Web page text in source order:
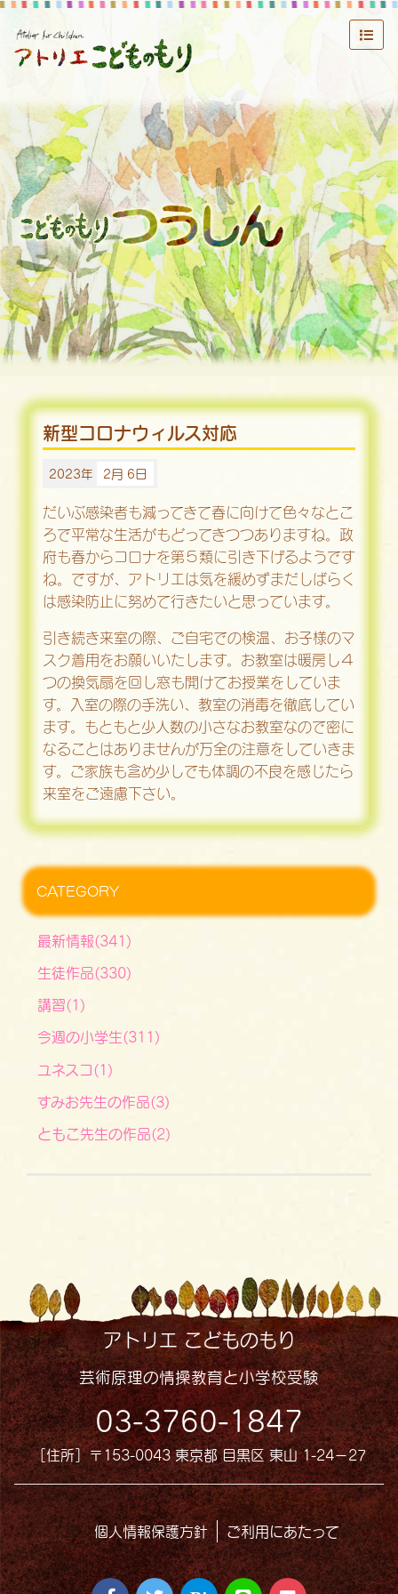
新型コロナウィルス対応
2023年 2月 6日
だいぶ感染者も減ってきて春に向けて色々なとこ
ろで平常な生活がもどってきつつありますね。政
府も春からコロナを第５類に引き下げるようです
ね。ですが、アトリエは気を緩めずまだしばらく
は感染防止に努めて行きたいと思っています。
引き続き来室の際、ご自宅での検温、お子様のマ
スク着用をお願いいたします。お教室は暖房し４
つの換気扇を回し窓も開けてお授業をしていま
す。入室の際の手洗い、教室の消毒を徹底してい
ます。もともと少人数の小さなお教室なので密に
なることはありませんが万全の注意をしていきま
す。ご家族も含め少しでも体調の不良を感じたら
来室をご遠慮下さい。
CATEGORY
最新情報(341)
生徒作品(330)
講習(1)
今週の小学生(311)
ユネスコ(1)
すみお先生の作品(3)
ともこ先生の作品(2)
アトリエ こどものもり
芸術原理の情操教育と小学校受験
03-3760-1847
［住所］〒153-0043 東京都 目黒区 東山 1-24−27
個人情報保護方針 ご利用にあたって